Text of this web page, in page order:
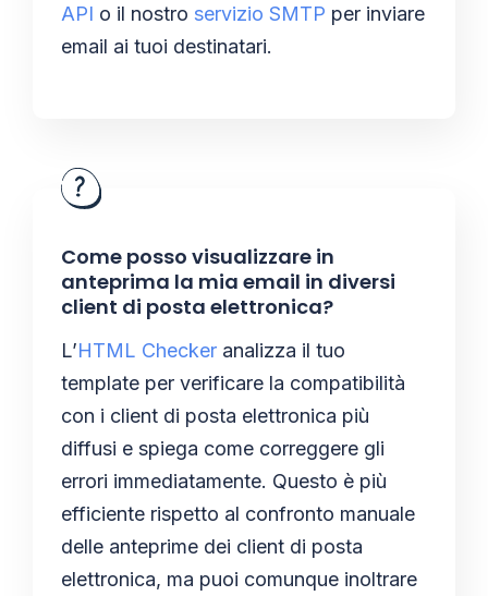
API o il nostro servizio SMTP per inviare
email ai tuoi destinatari.
Come posso visualizzare in
anteprima la mia email in diversi
client di posta elettronica?
L’HTML Checkeranalizza il tuo
template per verificare la compatibilità
con i client di posta elettronica più
diffusi e spiega come correggere gli
errori immediatamente. Questo è più
efficiente rispetto al confronto manuale
delle anteprime dei client di posta
elettronica, ma puoi comunque inoltrare